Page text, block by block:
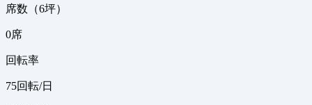
席数（6坪）
0席
回転率
75回転/日